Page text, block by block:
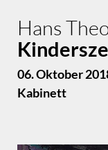
Hans
06. Oktober
Kabinett